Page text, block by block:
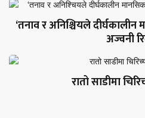
‘तनाव र अनिश्चियले
अज्वनी
रातो साडीमा